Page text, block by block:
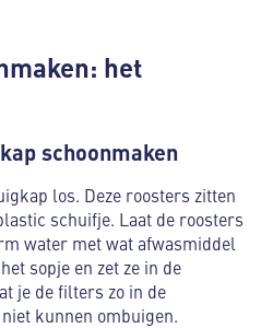
het
schoonmaken
los. Deze roosters zitten
schuifje. Laat de roosters
water met wat afwasmiddel
sopje en zet ze in de
je de filters zo in de
kunnen ombuigen.